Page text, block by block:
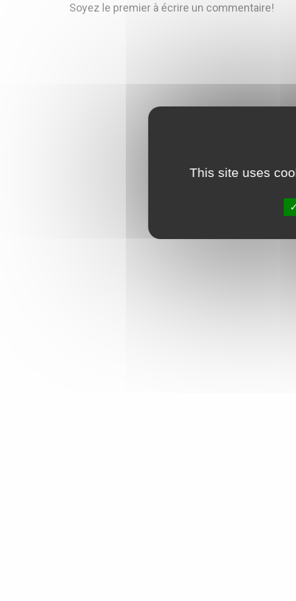
Soyez le premier à écrire un commentaire!
This site uses